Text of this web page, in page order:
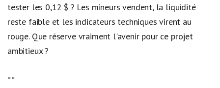
tester les 0,12 $ ? Les mineurs vendent, la liquidité
reste faible et les indicateurs techniques virent au
rouge. Que réserve vraiment l'avenir pour ce projet
ambitieux ?
**